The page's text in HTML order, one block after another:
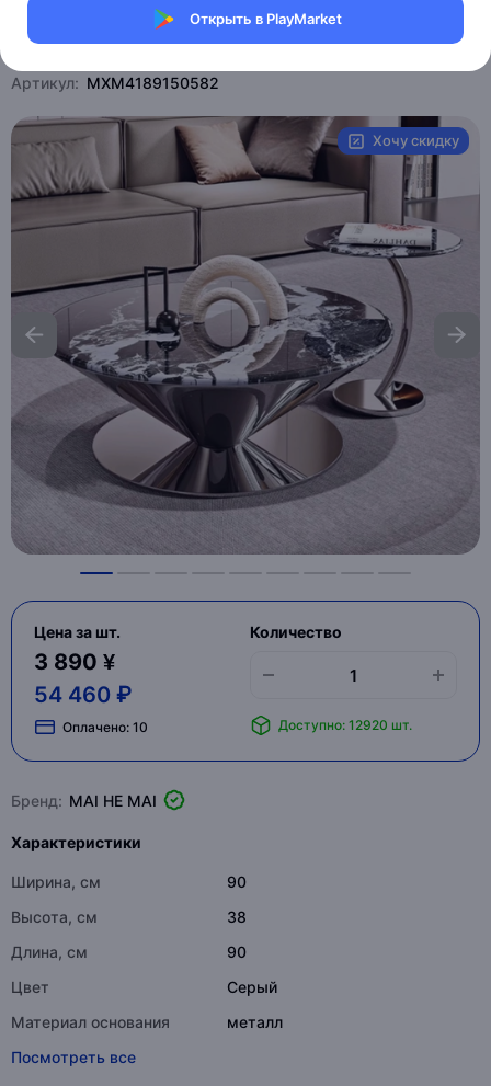
Открыть в PlayMarket
Магазин eMILE
Артикул: MXM4189150582
Хочу скидку
Цена за шт.
3 890 ¥
54 460 ₽
Оплачено: 10
Количество
Доступно: 12920 шт.
Бренд: MAI HE MAI
Характеристики
Ширина, см
90
Высота, см
38
Длина, см
90
Цвет
Серый
Материал основания
металл
Посмотреть все